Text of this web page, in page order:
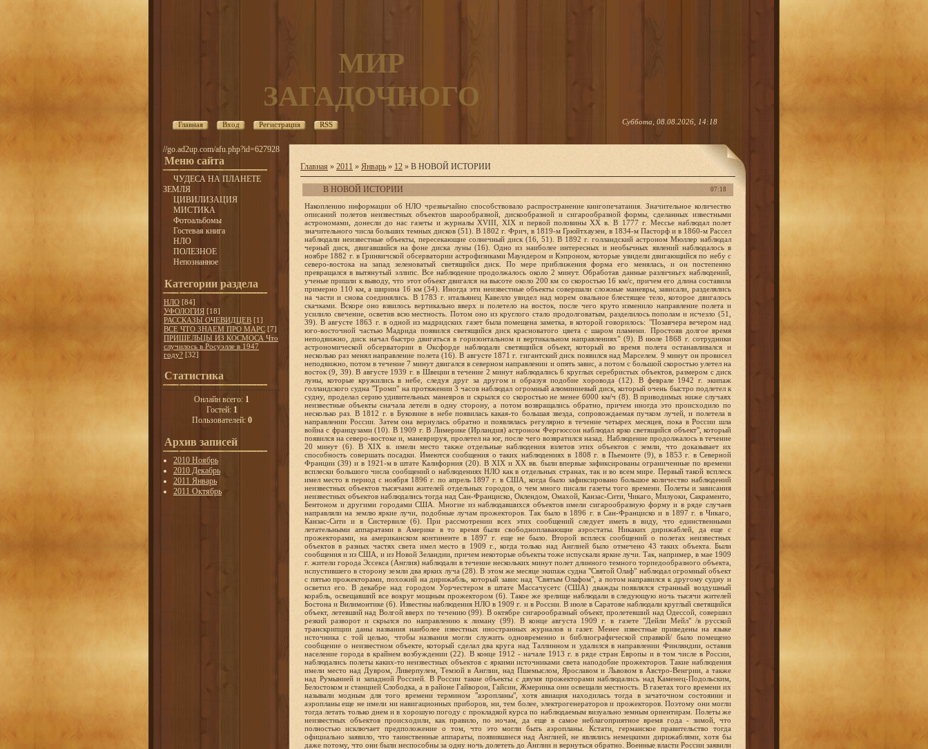
МИР
ЗАГАДОЧНОГО
Главная Вход Регистрация RSS Суббота, 08.08.2026, 14:18
//go.ad2up.com/afu.php?id=627928
Меню сайта
ЧУДЕСА НА ПЛАНЕТЕ
ЗЕМЛЯ
ЦИВИЛИЗАЦИЯ
МИСТИКА
Фотоальбомы
Гостевая книга
НЛО
ПОЛЕЗНОЕ
Непознанное
Категории раздела
НЛО [84]
УФОЛОГИЯ [18]
РАССКАЗЫ ОЧЕВИДЦЕВ [1]
ВСЕ ЧТО ЗНАЕМ ПРО МАРС [7]
ПРИШЕЛЬЦЫ ИЗ КОСМОСА Что
случилось в Росуэлле в 1947
году? [32]
Статистика
Онлайн всего: 1
Гостей: 1
Пользователей: 0
Архив записей
2010 Ноябрь
2010 Декабрь
2011 Январь
2011 Октябрь
Главная » 2011 » Январь » 12 » В НОВОЙ ИСТОРИИ
07:18
В НОВОЙ ИСТОРИИ
Накоплению информации об НЛО чрезвычайно способствовало распространение книгопечатания. Значительное количество описаний полетов неизвестных объектов шарообразной, дискообразной и сигарообразной формы, сделанных известными астрономами, донесли до нас газеты и журналы XVIII, XIX и первой половины XX в. В 1777 г. Мессье наблюдал полет значительного числа больших темных дисков (51). В 1802 г. Фрич, в 1819-м Грюйтхаузен, в 1834-м Пасторф и в 1860-м Рассел наблюдали неизвестные объекты, пересекающие солнечный диск (16, 51). В 1892 г. голландский астроном Мюллер наблюдал черный диск, двигавшийся на фоне диска луны (16). Одно из наиболее интересных и необычных явлений наблюдалось в ноябре 1882 г. в Гринвичской обсерватории астрофизиками Маундером и Кэпроном, которые увидели двигающийся по небу с северо-востока на запад зеленоватый светящийся диск. По мере приближения форма его менялась, и он постепенно превращался в вытянутый эллипс. Все наблюдение продолжалось около 2 минут. Обработав данные различньгх наблюдений, ученые пришли к выводу, что этот объект двигался на высоте около 200 км со скоростью 16 км/с, причем его длина составила примерно 110 км, а ширина 16 км (34). Иногда эти неизвестные объекты совершали сложные маневры, зависали, разделялись на части и снова соединялись. В 1783 г. итальянец Кавелло увидел над морем овальное блестящее тело, которое двигалось скачками. Вскоре оно взвилось вертикально вверх и полетело на восток, после чего круто изменило направление полета и усилило свечение, осветив всю местность. Потом оно из круглого стало продолговатым, разделилось пополам и исчезло (51, 39). В августе 1863 г. в одной из мадридских газет была помещена заметка, в которой говорилось: "Позавчера вечером над юго-восточной частью Мадрида появился светящийся диск красноватого цвета с шаром пламени. Простояв долгое время неподвижно, диск начал быстро двигаться в горизонтальном и вертикальном направлениях" (9). В июле 1868 г. сотрудники астрономической обсерватории в Оксфорде наблюдали светящийся объект, который во время полета останавливался и несколько раз менял направление полета (16). В августе 1871 г. гигантский диск появился над Марселем. 9 минут он провисел неподвижно, потом в течение 7 минут двигался в северном направлении и опять завис, а потом с большой скоростью улетел на восток (9, 39). В августе 1939 г. в Швеции в течение 2 минут наблюдались 6 круглых серебристых объектов, размером с диск луны, которые кружились в небе, следуя друг за другом и образуя подобие хоровода (12). В феврале 1942 г. экипаж голландского судна "Тромп" на протяжении 3 часов наблюдал огромный алюминиевый диск, который очень быстро подлетел к судну, проделал серию удивительных маневров и скрылся со скоростью не менее 6000 км/ч (8). В приводимых ниже случаях неизвестные объекты сначала летели в одну сторону, а потом возвращались обратно, причем иногда это происходило по несколько раз. В 1812 г. в Буковине в небе появилась какая-то большая звезда, сопровождаемая пучком лучей, и полетела в направлении России. Затем она вернулась обратно и появлялась регулярно в течение четырех месяцев, пока в России шла война с французами (10). В 1909 г. В Лимерике (Ирландия) астроном Фергюссон наблюдал ярко светящийся объект", который появился на северо-востоке и, маневрируя, пролетел на юг, после чего возвратился назад. Наблюдение продолжалось в течение 20 минут (6). В XIX в. имели место также отдельные наблюдения взлетов этих объектов с земли, что доказывает их способность совершать посадки. Имеются сообщения о таких наблюдениях в 1808 г. в Пьемонте (9), в 1853 г. в Северной Франции (39) и в 1921-м в штате Калифорния (20). В XIX и XX вв. были впервые зафиксированы ограниченные по времени всплески большого числа сообщений о наблюдениях НЛО как в отдельных странах, так и во всем мире. Первый такой всплеск имел место в период с ноября 1896 г. по апрель 1897 г. в США, когда было зафиксировано большое количество наблюдений неизвестных объектов тысячами жителей отдельных городов, о чем много писали газеты того времени. Полеты и зависания неизвестных объектов наблюдались тогда над Сан-Франциско, Оклендом, Омахой, Канзас-Сити, Чикаго, Милуоки, Сакраменто, Бентоном и другими городами США. Многие из наблюдавшихся объектов имели сигарообразную форму и в ряде случаев направляли на землю яркие лучи, подобные лучам прожекторов. Так было в 1896 г. в Сан-Франциско и в 1897 г. в Чикаго, Канзас-Сити и в Систервиле (6). При рассмотрении всех этих сообщений следует иметь в виду, что единственными летательными аппаратами в Америке в то время были свободноплавающие аэростаты. Никаких дирижаблей, да еще с прожекторами, на американском континенте в 1897 г. еще не было. Второй всплеск сообщений о полетах неизвестных объектов в разных частях света имел место в 1909 г., когда только над Англией было отмечено 43 таких объекта. Были сообщения и из США, и из Новой Зеландии, причем некоторые объекты тоже испускали яркие лучи. Так, например, в мае 1909 г. жители города Эссекса (Англия) наблюдали в течение нескольких минут полет длинного темного торпедообразного объекта, испустившего в сторону земли два ярких луча (28). В этом же месяце экипаж судна "Святой Олаф" наблюдал огромный объект с пятью прожекторами, похожий на дирижабль, который завис над "Святым Олафом", а потом направился к другому судну и осветил его. В декабре над городом Уорчестером в штате Массачусетс (США) дважды появлялся странный воздушный корабль, освещавший все вокруг мощным прожектором (6). Такое же зрелище наблюдали в следующую ночь тысячи жителей Бостона и Вилимонтике (6). Известны наблюдения НЛО в 1909 г. и в России. В июле в Саратове наблюдали круглый светящийся объект, летевший над Волгой вверх по течению (99). В октябре сигарообразный объект, пролетевший над Одессой, совершил резкий разворот и скрылся по направлению к лиману (99). В конце августа 1909 г. в газете "Дейли Мейл" /в русской транскрипции даны названия наиболее известных иностранных журналов и газет. Менее известные приведены на языке источника с той целью, чтобы названия могли служить одновременно и библиографической справкой/ было помещено сообщение о неизвестном объекте, который сделал два круга над Таллинном и удалился в направлении Финляндии, оставив население города в крайнем возбуждении (22). В конце 1912 - начале 1913 г. в ряде стран Европы и в том числе в России, наблюдались полеты каких-то неизвестных объектов с яркими источниками света наподобие прожекторов. Такие наблюдения имели место над Дувром, Ливерпулем, Темзой в Англии, над Пшемыслом, Ярославом и Львовом в Австро-Венгрии, а также над Румынией и западной Россией. В России такие объекты с двумя прожекторами наблюдались над Каменец-Подольским, Белостоком и станцией Слободка, а в районе Гайворон, Гайсин, Жмеринка они освещали местность. В газетах того времени их называли модным для того времени термином "аэропланы", хотя авиация находилась тогда в зачаточном состоянии и аэропланы еще не имели ни навигационных приборов, ни, тем более, электрогенераторов и прожекторов. Поэтому они могли тогда летать только днем и в хорошую погоду с прокладкой курса по наблюдаемым визуально земным ориентирам. Полеты же неизвестных объектов происходили, как правило, по ночам, да еще в самое неблагоприятное время года - зимой, что полностью исключает предположение о том, что это могли быть аэропланы. Кстати, германское правительство тогда официально заявило, что таинственные аппараты, появившиеся над Англией, не являлись немецкими дирижаблями, хотя бы даже потому, что они были неспособны за одну ночь долететь до Англии и вернуться обратно. Военные власти России заявили тогда, что русские авиаторы не совершали таких полетов ни на юго-западе России ни в Галиции (73). В XIX и в начале XX в. также зафиксирован целый ряд наблюдений больших групп каких-то неизвестных объектов, которые иногда летели строем. В сентябре 1820 г. над французским городом Эмбруни ровным строем пролетели странные, похожие на колокола объекты, издававшие сильный шум. Сделав поворот на 90 град.Ц. , не нарушая строя, они улетели (16). Известный астроном Ариго писал об этом случае в "Анналах химии и физики": "Многочисленные наблюдатели видели во время лунного затмения странные объекты, двигающиеся прямолинейно. Они находились на равных расстояниях друг от друга и сохраняли строй, делая повороты с военной точностью" (9). В сентябре 1851 г. над Гайд-Парком в Лондоне во время Всемирной выставки появилось более сотни светящихся дисков, которые подлетали с востока и с севера, после чего собрались вместе и улетели (16). В августе 1871 г. астроном Трувле сообщил о массовом появлении над Мадоной на большой высоте летящих объектов, имеющих треугольную, круглую и четырехугольную форму и двигавшихся с разной скоростью. Один из объектов потерял маневренность и стал падать, совершая движения падающего листа (9). В августе 1883 г. мексиканский астроном Жозе Бонилла сфотографировал несколько групп круглых и сигарообразных объектов, летевших строем на одинаковом расстоянии друг от друга и медленно пересекавших солнечный диск с запада на восток. В каждой группе было 15-20 объектов, а всего Бонилла насчитал 283 объекта. На другой день он наблюдал еще 116 таких объектов. Во французском журнале "Астрономия" их удаление от Земли было оценено примерно в 300 тыс.км (5, 6). 21 сентября 1910 г. около миллиона жителей Нью-Йорка в течение трех часов наблюдали пролет над городом сотен круглых светящихся объектов, о чем писала тогда вся мировая печать. Особый интерес представляет явление, наблюдавшееся 9 февраля 1913 г. над Северной Америкой и западной частью Атлантического океана. По данным профессора Торонтского университета Ханта и англичанина Денинга, обобщивших сотни показаний очевидцев, это явление выглядело следующим образом. В 21.05 жители центральной части Канады наблюдали в северозападной части неба появление огненно-красного тела с длинным хвостом, за которым потом последовательно появились примерно 10 "волн", в каждой из которых было 20 - 40 объектов,